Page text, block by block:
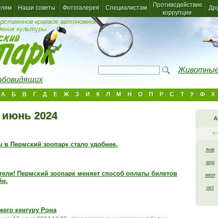
Наши советы Фотогалерея Специалистам
Противодействие
коррупции
краевое автономное
культуры
Животные
А Б В Г Д Е Ж З И К Л М Н О П Р С Т У Ф Х
янв
апр
июл
окт
июнь 2024
в Пермский зоопарк стало удобнее.
Пермский зоопарк меняет способ оплаты билетов
кенгуру Рона